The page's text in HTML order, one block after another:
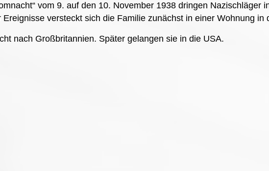
vom 9. auf den 10. November 1938 dringen Nazischläger
Ereignisse versteckt sich die Familie zunächst in einer Wohnung in
nach Großbritannien. Später gelangen sie in die USA.